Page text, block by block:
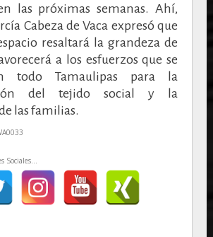
las próximas semanas. Ahí,
Cabeza de Vaca expresó que
resaltará la grandeza de
a los esfuerzos que se
todo Tamaulipas para la
del tejido social y la
las familias.
Sociales...